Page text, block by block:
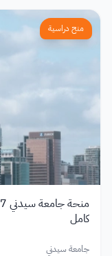
منح دراسية
كامل
جامعة سيدني